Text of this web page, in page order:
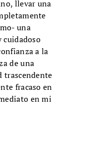
llevar una
una
cuidadoso
a la
de una
trascendente
fracaso en
en mi